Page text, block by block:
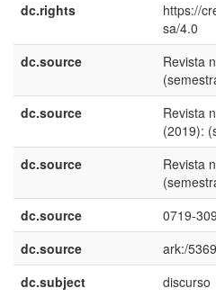
dc.rights
https://
sa/4.0
dc.source
Revista
dc.source
Revista
(2019):
dc.source
Revista
dc.source
0719-
dc.source
ark:/
dc.subject
discurso